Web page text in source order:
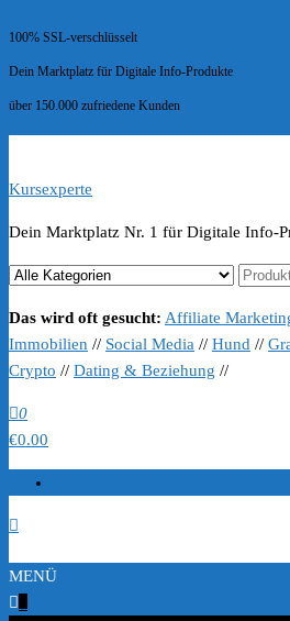
100% SSL-verschlüsselt
Dein Marktplatz für Digitale Info-Produkte
über 150.000 zufriedene Kunden
Kursexperte
Dein Marktplatz Nr. 1 für Digitale Info-
Das wird oft gesucht: Affiliate
Immobilien // Social Media // Hund //
Crypto // Dating & Beziehung //
0
€0.00
MENÜ